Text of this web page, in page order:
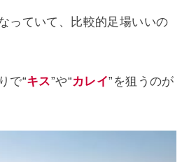
っていて、比較的足場いいの
で“キス”や“カレイ”を狙うのが